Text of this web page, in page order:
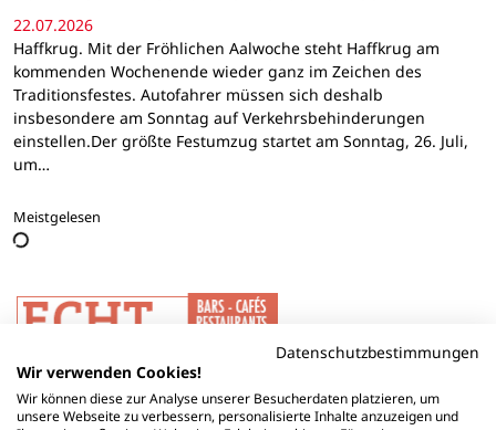
22.07.2026
Haffkrug. Mit der Fröhlichen Aalwoche steht Haffkrug am
kommenden Wochenende wieder ganz im Zeichen des
Traditionsfestes. Autofahrer müssen sich deshalb
insbesondere am Sonntag auf Verkehrsbehinderungen
einstellen.Der größte Festumzug startet am Sonntag, 26. Juli,
um…
Meistgelesen
Datenschutzbestimmungen
Wir verwenden Cookies!
Wir können diese zur Analyse unserer Besucherdaten platzieren, um
unsere Webseite zu verbessern, personalisierte Inhalte anzuzeigen und